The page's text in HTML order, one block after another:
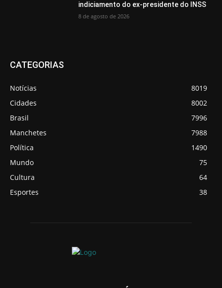
indiciamento do ex-presidente do INSS
8 de agosto de 2026
CATEGORIAS
Notícias
8019
Cidades
8002
Brasil
7996
Manchetes
7988
Política
1490
Mundo
75
Cultura
64
Esportes
38